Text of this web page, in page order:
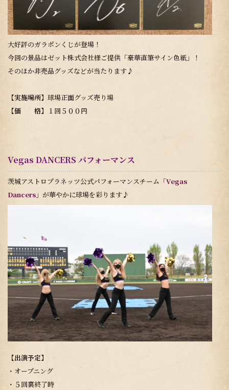
大好評のガラポンくじが登場！
今回の景品はゼット株式会社様ご提供「豪華直筆サイン色紙」！
そのほか非売品グッズなどが当たります♪
【実施場所】 球場正面グッズ売り場
【価 格】 １回５００円
Vegas DANCERS パフォーマンス
茨城アストロプラネッツ公式パフォーマンスチーム 「Vegas
Dancers 」が華やかに球場を彩ります♪
【出演予定】
・オープニング
・５回裏終了時